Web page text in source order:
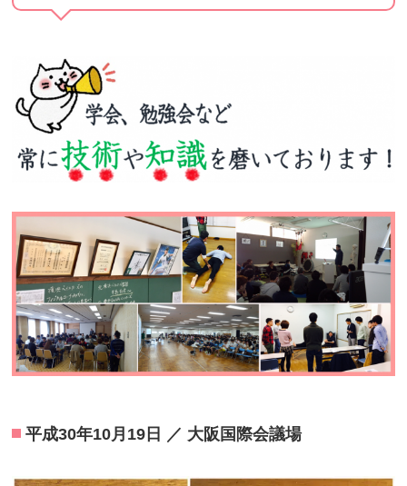
平成30年10月19日 ／ 大阪国際会議場